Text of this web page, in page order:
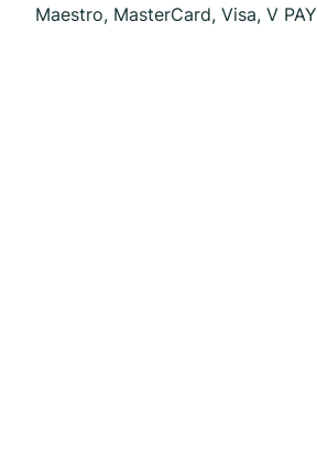
Maestro, MasterCard, Visa, V PAY